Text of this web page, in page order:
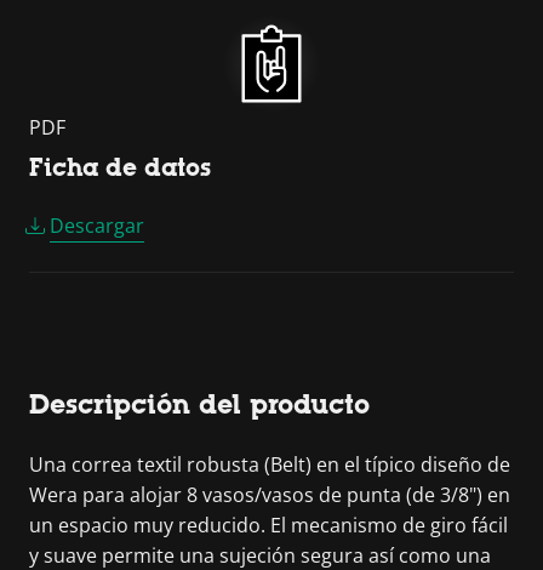
PDF
Ficha de datos
Descargar
Descripción del producto
Una correa textil robusta (Belt) en el típico diseño de
Wera para alojar 8 vasos/vasos de punta (de 3/8") en
un espacio muy reducido. El mecanismo de giro fácil
y suave permite una sujeción segura así como una